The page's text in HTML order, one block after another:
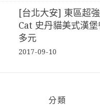
[台北大安] 東區超
Cat 史丹貓美式漢
多元
2017-09-10
分類